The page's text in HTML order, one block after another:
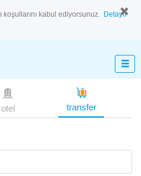
kabul ediyorsunuz. Detaylı
otel transfer